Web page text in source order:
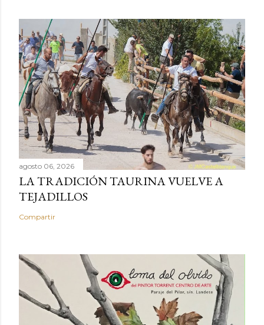
agosto 06, 2026
LA TRADICIÓN TAURINA VUELVE A
TEJADILLOS
Compartir